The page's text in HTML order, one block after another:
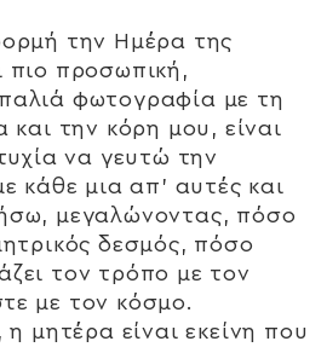
την Ημέρα της
πιο προσωπική,
φωτογραφία με τη
και την κόρη μου, είναι
να γευτώ την
κάθε μια απ’ αυτές και
μεγαλώνοντας, πόσο
δεσμός, πόσο
τον τρόπο με τον
με τον κόσμο.
η μητέρα είναι εκείνη που